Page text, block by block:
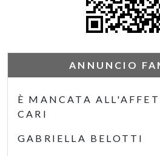
ANNUNCIO
È MANCATA
CARI
GABRIELLA BELOTTI